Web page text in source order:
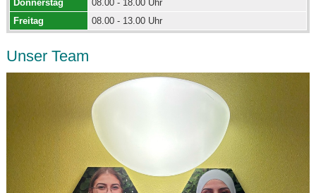
Donnerstag
08.00 - 18.00 Uhr
Freitag
08.00 - 13.00 Uhr
Unser Team